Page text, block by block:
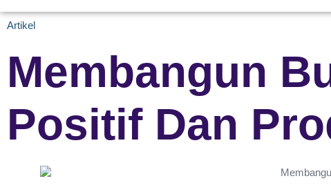
Artikel
Membangun
Positif Dan